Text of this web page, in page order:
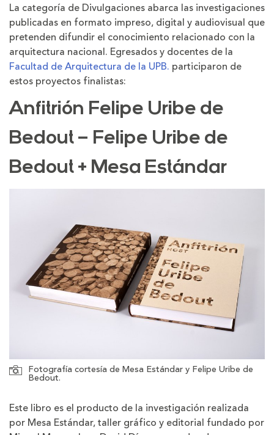
La categoría de Divulgaciones abarca las investigaciones
publicadas en formato impreso, digital y audiovisual que
pretenden difundir el conocimiento relacionado con la
arquitectura nacional. Egresados y docentes de la
Facultad de Arquitectura de la UPB. participaron de
estos proyectos finalistas:
Anfitrión Felipe Uribe de
Bedout – Felipe Uribe de
Bedout + Mesa Estándar
Fotografía cortesía de Mesa Estándar y Felipe Uribe de
Bedout.
Este libro es el producto de la investigación realizada
por Mesa Estándar, taller gráfico y editorial fundado por